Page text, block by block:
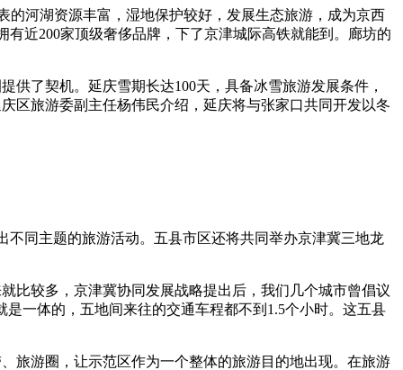
河湖资源丰富，湿地保护较好，发展生态旅游，成为京西
近200家顶级奢侈品牌，下了京津城际高铁就能到。廊坊的
了契机。延庆雪期长达100天，具备冰雪旅游发展条件，
区旅游委副主任杨伟民介绍，延庆将与张家口共同开发以冬
同主题的旅游活动。五县市区还将共同举办京津冀三地龙
较多，京津冀协同发展战略提出后，我们几个城市曾倡议
一体的，五地间来往的交通车程都不到1.5个小时。这五县
游圈，让示范区作为一个整体的旅游目的地出现。在旅游